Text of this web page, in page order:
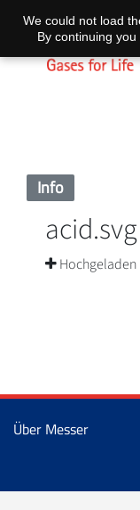
Info
Über Messer
We could not load
By continuing